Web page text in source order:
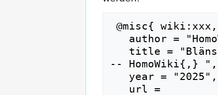
-- HomoWiki{,} ",